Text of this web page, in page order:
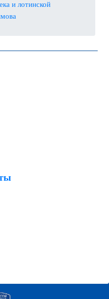
и лотинской